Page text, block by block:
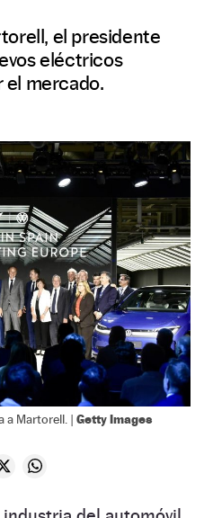
el presidente
eléctricos
el mercado.
a Martorell. | Getty Images